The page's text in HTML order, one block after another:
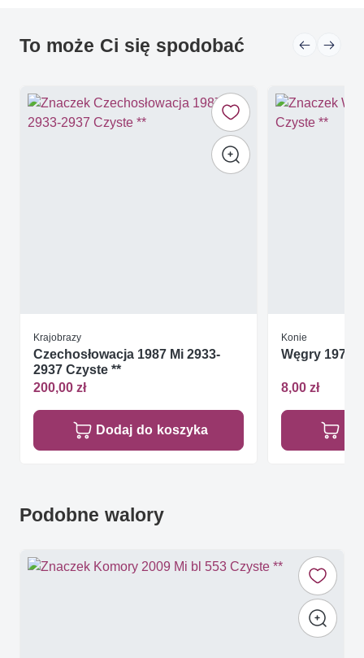
To może Ci się spodobać
Krajobrazy
Czechosłowacja 1987 Mi 2933-
2937 Czyste **
200,00 zł
Dodaj do koszyka
Konie
Węgry 1976
8,00 zł
Podobne walory